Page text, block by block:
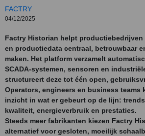
FACTRY
04/12/2025
Factry Historian helpt productiebedrijven
en productiedata centraal, betrouwbaar
maken. Het platform verzamelt
SCADA-systemen, sensoren en
structureert deze tot één open,
Operators, engineers en business teams
inzicht in wat er gebeurt op de lijn:
kwaliteit, energieverbruik en prestaties.
Steeds meer fabrikanten kiezen Factry
alternatief voor gesloten, moeilijk